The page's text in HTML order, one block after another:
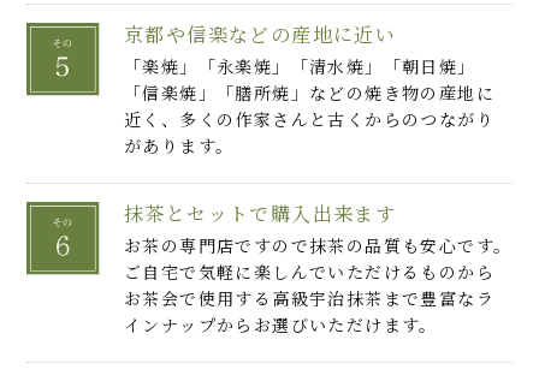
京都や信楽などの産地に近い
「楽焼」「永楽焼」「清水焼」「朝日焼」
「信楽焼」「膳所焼」などの焼き物の産地に
近く、多くの作家さんと古くからのつながり
があります。
抹茶とセットで購入出来ます
お茶の専門店ですので抹茶の品質も安心です。
ご自宅で気軽に楽しんでいただけるものから
お茶会で使用する高級宇治抹茶まで豊富なラ
インナップからお選びいただけます。